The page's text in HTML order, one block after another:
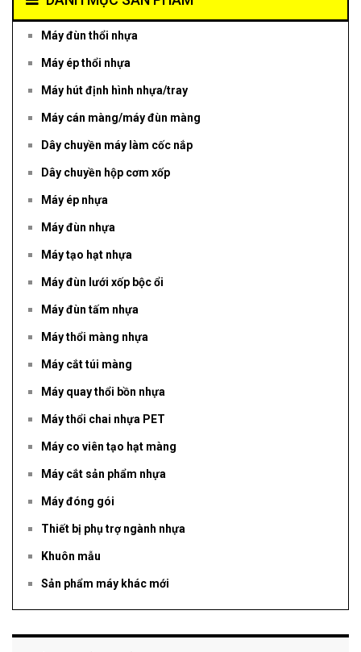
Máy đùn thổi nhựa
Máy ép thổi nhựa
Máy hút định hình nhựa/tray
Máy cán màng/máy đùn màng
Dây chuyền máy làm cốc nắp
Dây chuyền hộp cơm xốp
Máy ép nhựa
Máy đùn nhựa
Máy tạo hạt nhựa
Máy đùn lưới xốp bộc ổi
Máy đùn tấm nhựa
Máy thổi màng nhựa
Máy cắt túi màng
Máy quay thổi bồn nhựa
Máy thổi chai nhựa PET
Máy co viên tạo hạt màng
Máy cắt sản phẩm nhựa
Máy đóng gói
Thiết bị phụ trợ ngành nhựa
Khuôn mẫu
Sản phẩm máy khác mới